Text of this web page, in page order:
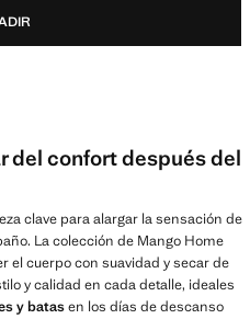
del confort después del
clave para alargar la sensación de
La colección de Mango Home
el cuerpo con suavidad y secar de
y calidad en cada detalle, ideales
y batasen los días de descanso